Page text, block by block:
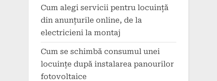
Cum alegi servicii pentru locuință
din anunțurile online, de la
electricieni la montaj
Cum se schimbă consumul unei
locuințe după instalarea panourilor
fotovoltaice